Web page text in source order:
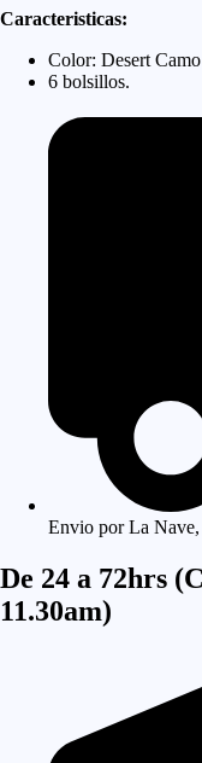
Short
cantidad
Caracteristicas:
Color: Desert Camo
6 bolsillos.
Envio por La
De 24 a 72hrs
11.30am)